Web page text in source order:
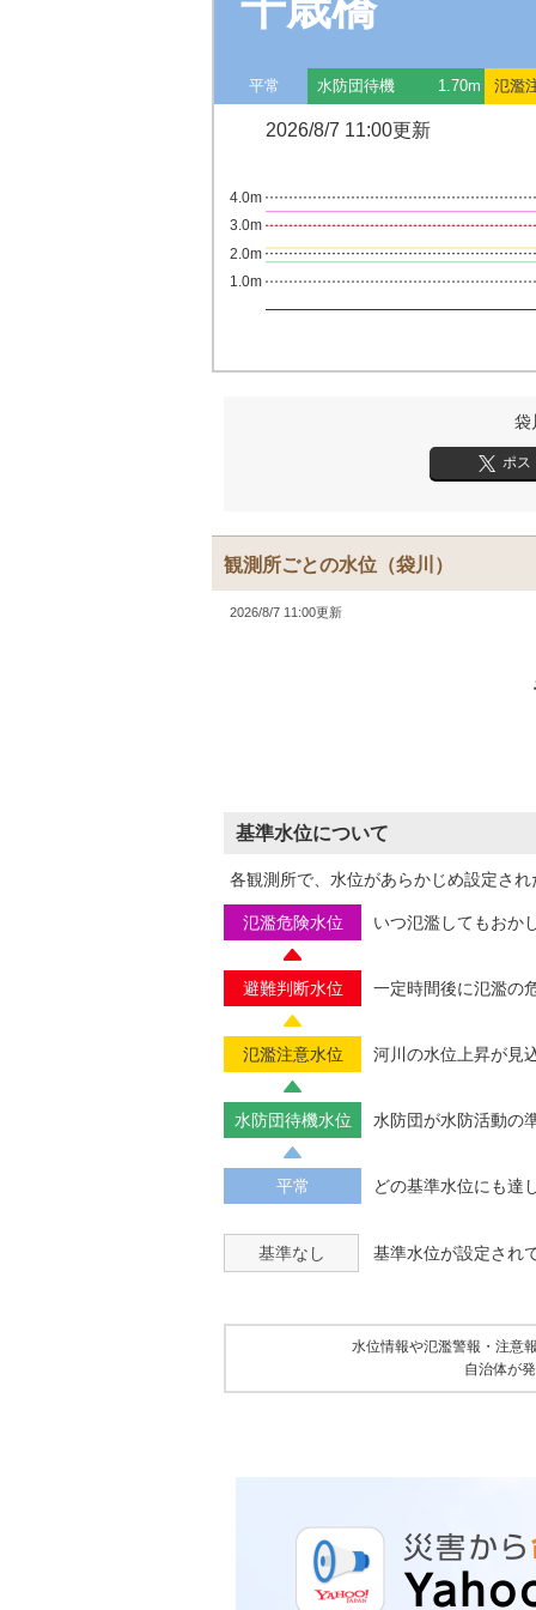
平常 水防団待機 1.70m 氾濫
2026/8/7 11:00更新
1.0m
2.0m
3.0m
4.0m
袋
ポス
観測所ごとの水位 （袋川）
2026/8/7 11:00更新
基準水位について
各観測所で、水位があらかじめ設定さ
氾濫危険水位 いつ氾濫してもおか
避難判断水位 一定時間後に氾濫の
氾濫注意水位 河川の水位上昇が見
水防団待機水位 水防団が水防活動の
平常 どの基準水位にも達
基準なし 基準水位が設定され
水位情報や氾濫警報・注意
自治体が